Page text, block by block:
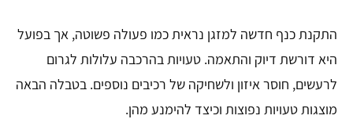
התקנת כנף חדשה למזגן נראית כמו פעולה פשוטה, אך בפועל
היא דורשת דיוק והתאמה. טעויות בהרכבה עלולות לגרום
לרעשים, חוסר איזון ולשחיקה של רכיבים נוספים. בטבלה הבאה
מוצגות טעויות נפוצות וכיצד להימנע מהן.